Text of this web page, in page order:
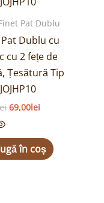
Pat Dublu
Dublu cu
cu 2 fețe de
Țesătură Tip
69,00lei
în coș